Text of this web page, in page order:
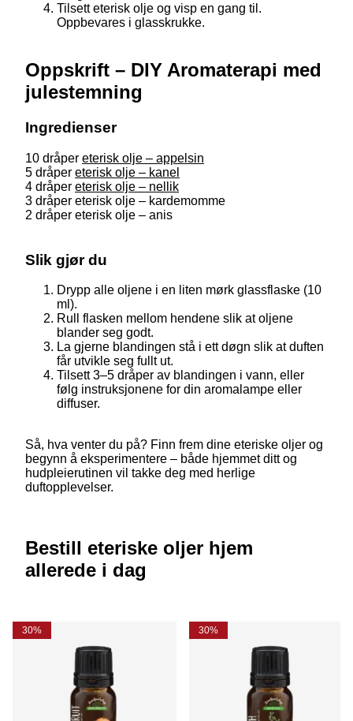
Tilsett eterisk olje og visp en gang til.
Oppbevares i glasskrukke.
Oppskrift – DIY Aromaterapi med
julestemning
Ingredienser
10 dråper eterisk olje – appelsin
5 dråper eterisk olje – kanel
4 dråper eterisk olje – nellik
3 dråper eterisk olje – kardemomme
2 dråper eterisk olje – anis
Slik gjør du
Drypp alle oljene i en liten mørk glassflaske (10
ml).
Rull flasken mellom hendene slik at oljene
blander seg godt.
La gjerne blandingen stå i ett døgn slik at duften
får utvikle seg fullt ut.
Tilsett 3–5 dråper av blandingen i vann, eller
følg instruksjonene for din aromalampe eller
diffuser.
Så, hva venter du på? Finn frem dine eteriske oljer og
begynn å eksperimentere – både hjemmet ditt og
hudpleierutinen vil takke deg med herlige
duftopplevelser.
Bestill eteriske oljer hjem
allerede i dag
30% 30%